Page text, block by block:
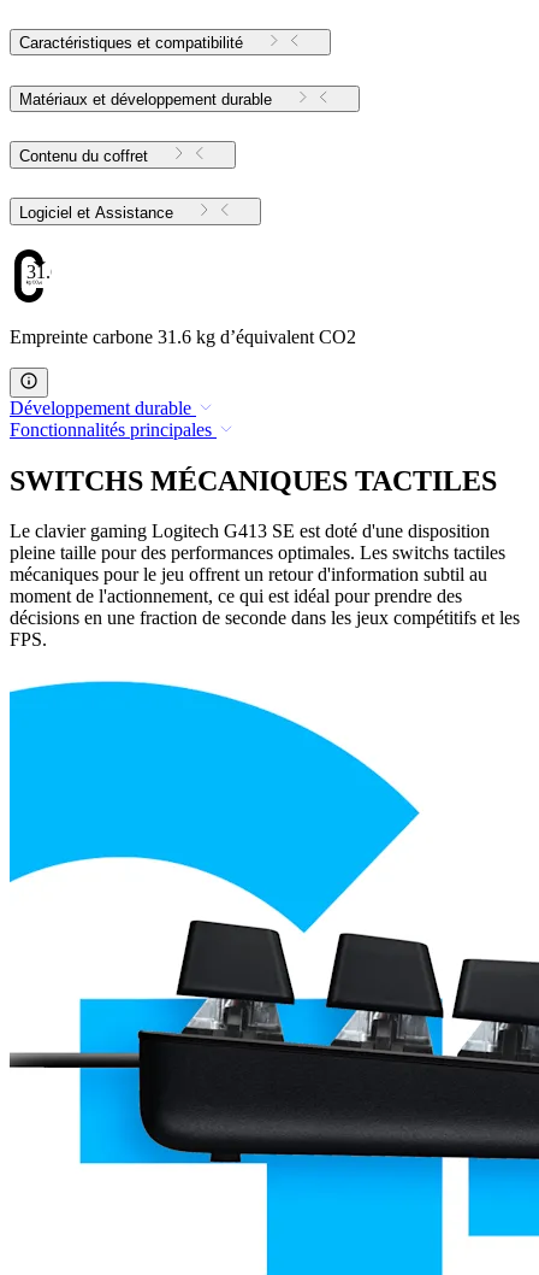
Caractéristiques et compatibilité
Matériaux et développement durable
Contenu du coffret
Logiciel et Assistance
31.6
Empreinte carbone 31.6 kg d’équivalent CO2
Développement durable
Fonctionnalités principales
SWITCHS MÉCANIQUES TACTILES
Le clavier gaming Logitech G413 SE est doté d'une disposition
pleine taille pour des performances optimales. Les switchs tactiles
mécaniques pour le jeu offrent un retour d'information subtil au
moment de l'actionnement, ce qui est idéal pour prendre des
décisions en une fraction de seconde dans les jeux compétitifs et les
FPS.